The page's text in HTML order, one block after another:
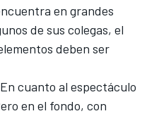
en grandes
de sus colegas, el
deben ser
cuanto al espectáculo
en el fondo, con